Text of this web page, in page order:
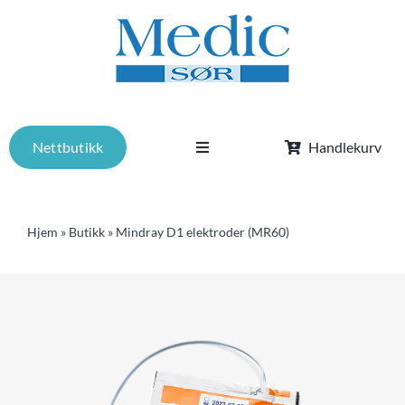
Nettbutikk
Toggle
Handlekurv
Hjem » Butikk» Mindray D1 elektroder (MR60)